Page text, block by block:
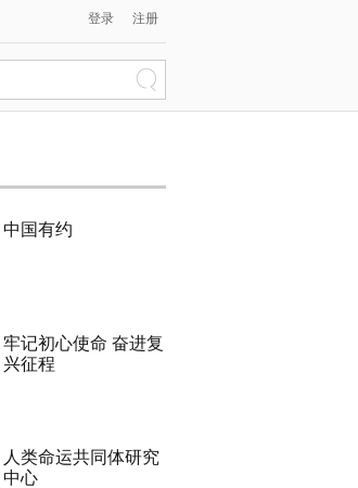
登录 注册
中国有约
牢记初心使命 奋进复
兴征程
人类命运共同体研究
中心